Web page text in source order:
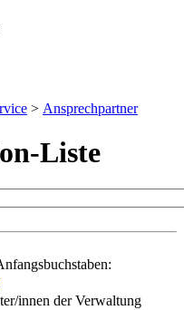
> Ansprechpartner
Liste
innen der Verwaltung